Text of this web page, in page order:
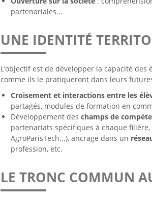
partenariales...
UNE IDENTITÉ
L’objectif est de développer la capacité des
comme ils le pratiqueront dans leurs
Croisement et interactions entre les
partagés, modules de formation en
Développement des champs de
partenariats spécifiques à chaque filière,
AgroParisTech...), ancrage dans un
profession, etc.
LE TRONC COMMUN